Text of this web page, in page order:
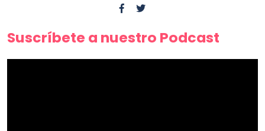
Suscríbete a nuestro Podcast